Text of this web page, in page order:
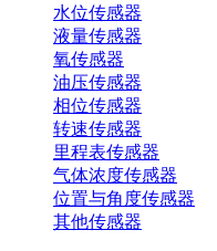
水位传感器
液量传感器
氧传感器
油压传感器
相位传感器
转速传感器
里程表传感器
气体浓度传感器
位置与角度传感器
其他传感器